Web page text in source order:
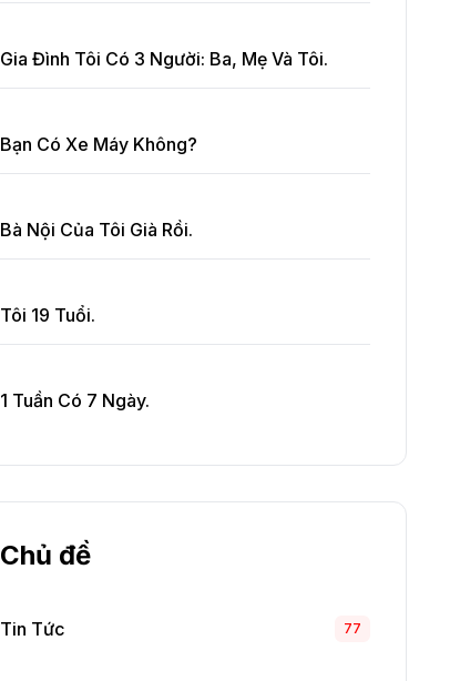
Gia Đình Tôi Có 3 Người: Ba, Mẹ Và Tôi.
Bạn Có Xe Máy Không?
Bà Nội Của Tôi Già Rồi.
Tôi 19 Tuổi.
1 Tuần Có 7 Ngày.
Chủ đề
Tin Tức 77